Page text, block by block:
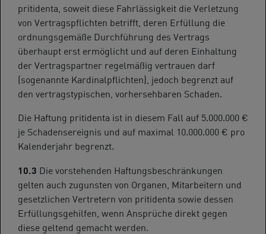
pritidenta, soweit diese Fahrlässigkeit die Verletzung
von Vertragspflichten betrifft, deren Erfüllung die
ordnungsgemäße Durchführung des Vertrags
überhaupt erst ermöglicht und auf deren Einhaltung
der Vertragspartner regelmäßig vertrauen darf
(sogenannte Kardinalpflichten), jedoch begrenzt auf
den vertragstypischen, vorhersehbaren Schaden.
Die Haftung pritidenta ist in diesem Fall auf 5.000.000 €
je Schadensereignis und auf maximal 10.000.000 € pro
Kalenderjahr begrenzt.
10.3 Die vorstehenden Haftungsbeschränkungen
gelten auch zugunsten von Organen, Mitarbeitern und
gesetzlichen Vertretern von pritidenta sowie dessen
Erfüllungsgehilfen, wenn Ansprüche direkt gegen
diese geltend gemacht werden.